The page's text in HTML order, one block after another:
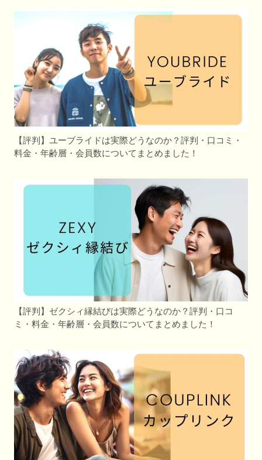
【評判】ユーブライドは実際どうなのか？評判・口コミ・
料金・年齢層・会員数についてまとめました！
【評判】ゼクシィ縁結びは実際どうなのか？評判・口コ
ミ・料金・年齢層・会員数についてまとめました！